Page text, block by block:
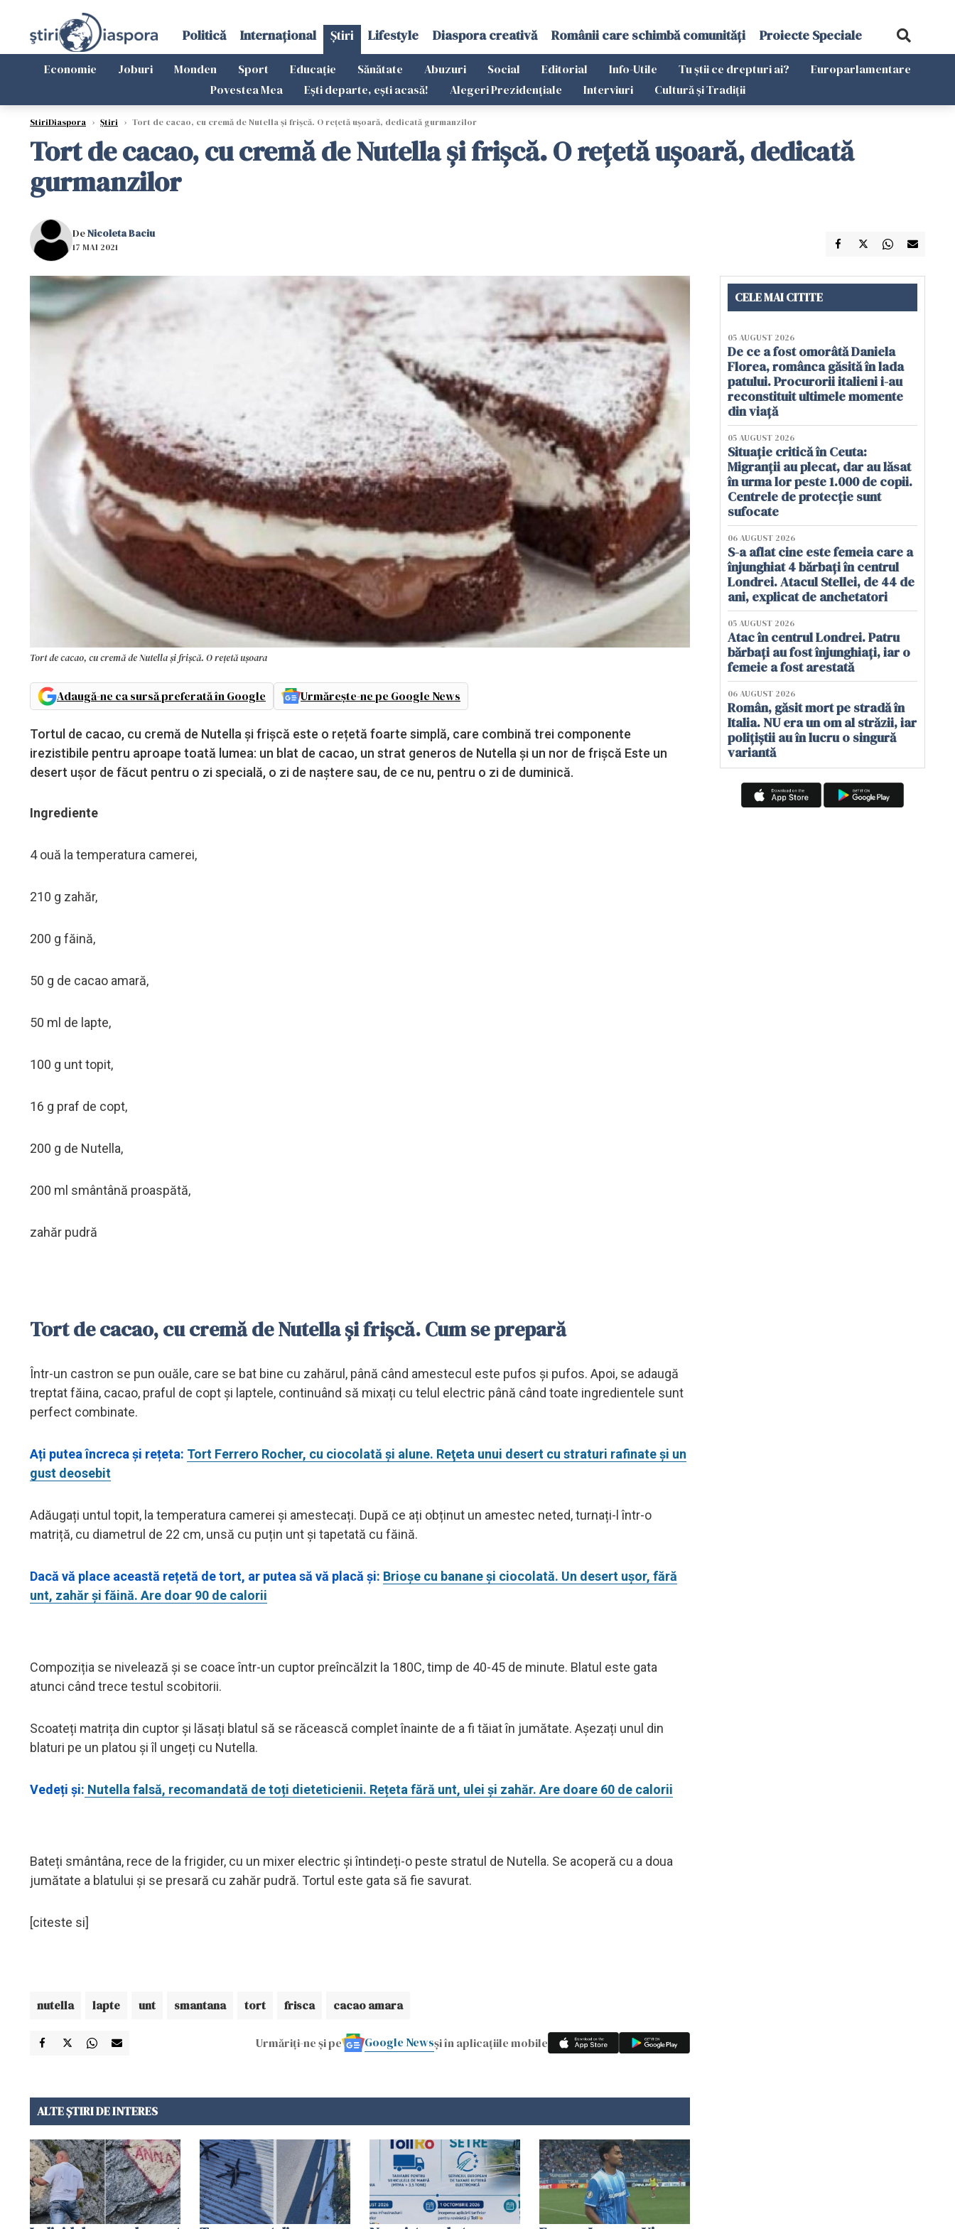
Politică Internațional Știri Lifestyle Diaspora creativă Românii care schimbă comunități Proiecte Speciale
Economie Joburi Monden Sport Educație Sănătate Abuzuri Social Editorial Info-Utile Tu știi ce drepturi ai?
Europarlamentare
Povestea Mea
Ești departe, ești acasă! Alegeri Prezidențiale Interviuri Cultură și Tradiții
StiriDiaspora › Știri › Tort de cacao, cu cremă de Nutella și frișcă. O rețetă ușoară, dedicată gurmanzilor
Tort de cacao, cu cremă de Nutella și frișcă. O rețetă ușoară, dedicată
gurmanzilor
DeNicoleta Baciu
17 MAI 2021
Tort de cacao, cu cremă de Nutella și frișcă. O rețetă ușoara
Adaugă-ne ca sursă preferată în Google Urmărește-ne pe Google News
Tortul de cacao, cu cremă de Nutella și frișcă este o rețetă foarte simplă, care combină trei componente
irezistibile pentru aproape toată lumea: un blat de cacao, un strat generos de Nutella și un nor de frișcă Este un
desert ușor de făcut pentru o zi specială, o zi de naștere sau, de ce nu, pentru o zi de duminică.
Ingrediente
4 ouă la temperatura camerei,
210 g zahăr,
200 g făină,
50 g de cacao amară,
50 ml de lapte,
100 g unt topit,
16 g praf de copt,
200 g de Nutella,
200 ml smântână proaspătă,
zahăr pudră
Tort de cacao, cu cremă de Nutella și frișcă. Cum se prepară
Într-un castron se pun ouăle, care se bat bine cu zahărul, până când amestecul este pufos și pufos. Apoi, se adaugă
treptat făina, cacao, praful de copt și laptele, continuând să mixați cu telul electric până când toate ingredientele sunt
perfect combinate.
Ați putea încreca și rețeta: Tort Ferrero Rocher, cu ciocolată şi alune. Reţeta unui desert cu straturi rafinate şi un
gust deosebit
Adăugați untul topit, la temperatura camerei și amestecați. După ce ați obținut un amestec neted, turnați-l într-o
matriță, cu diametrul de 22 cm, unsă cu puțin unt și tapetată cu făină.
Dacă vă place această rețetă de tort, ar putea să vă placă și: Brioșe cu banane și ciocolată. Un desert ușor, fără
unt, zahăr și făină. Are doar 90 de calorii
Compoziția se nivelează și se coace într-un cuptor preîncălzit la 180C, timp de 40-45 de minute. Blatul este gata
atunci când trece testul scobitorii.
Scoateți matrița din cuptor și lăsați blatul să se răcească complet înainte de a fi tăiat în jumătate. Așezați unul din
blaturi pe un platou și îl ungeți cu Nutella.
Vedeți și: Nutella falsă, recomandată de toți dieteticienii. Rețeta fără unt, ulei și zahăr. Are doare 60 de calorii
Bateți smântâna, rece de la frigider, cu un mixer electric și întindeți-o peste stratul de Nutella. Se acoperă cu a doua
jumătate a blatului și se presară cu zahăr pudră. Tortul este gata să fie savurat.
[citeste si]
nutella lapte unt smantana tort frisca cacao amara
Urmăriți-ne și pe Google Newsși în aplicațiile mobile
ALTE ȘTIRI DE INTERES
CELE MAI CITITE
05 AUGUST 2026
De ce a fost omorâtă Daniela
Florea, românca găsită în lada
patului. Procurorii italieni i-au
reconstituit ultimele momente
din viață
05 AUGUST 2026
Situație critică în Ceuta:
Migranții au plecat, dar au lăsat
în urma lor peste 1.000 de copii.
Centrele de protecție sunt
sufocate
06 AUGUST 2026
S-a aflat cine este femeia care a
înjunghiat 4 bărbați în centrul
Londrei. Atacul Stellei, de 44 de
ani, explicat de anchetatori
05 AUGUST 2026
Atac în centrul Londrei. Patru
bărbați au fost înjunghiați, iar o
femeie a fost arestată
06 AUGUST 2026
Român, găsit mort pe stradă în
Italia. NU era un om al străzii, iar
polițiștii au în lucru o singură
variantă